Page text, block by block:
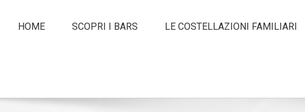
HOME SCOPRI I BARS LE COSTELLAZIONI FAMILIARI